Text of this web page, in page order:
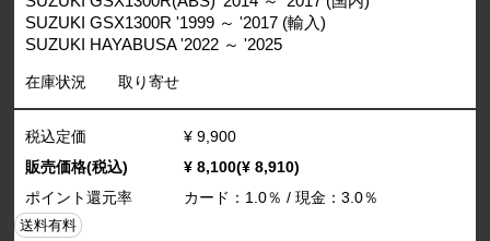
SUZUKI GSX1300R '1999 ～ '2017 (輸入)
SUZUKI HAYABUSA '2022 ～ '2025
在庫状況 取り寄せ
税込定価
¥ 9,900
販売価格(税込)
¥ 8,100(¥ 8,910)
ポイント還元率
カード：1.0％ / 現金：3.0％
送料有料